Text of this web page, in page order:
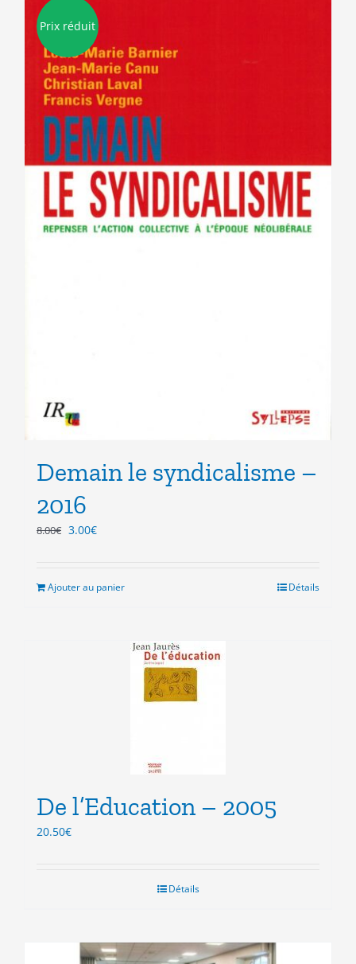
Prix réduit
Demain le syndicalisme –
2016
8.00€ Le
était :
3.00€Le
est :
Ajouter au panier Détails
De l’Education – 2005
20.50€
Détails